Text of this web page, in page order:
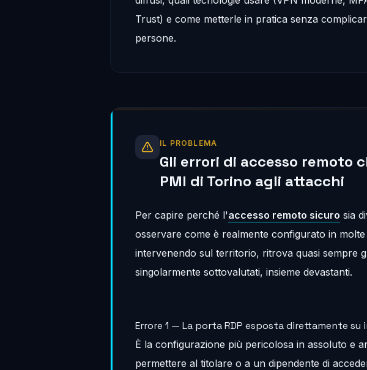
Trust) e come metterle in pratica senza
persone.
IL PROBLEMA
Gli errori di accesso remoto
PMI di Torino agli attacchi
Per capire perché l'accesso remoto sicuro sia
osservare come è realmente configurato in
intervenendo sul territorio, ritrova quasi sempre
singolarmente sottovalutati, insieme devastanti.
Errore 1 — La porta RDP esposta direttamente su
È la configurazione più pericolosa in assoluto e
permettere al titolare o a un dipendente di